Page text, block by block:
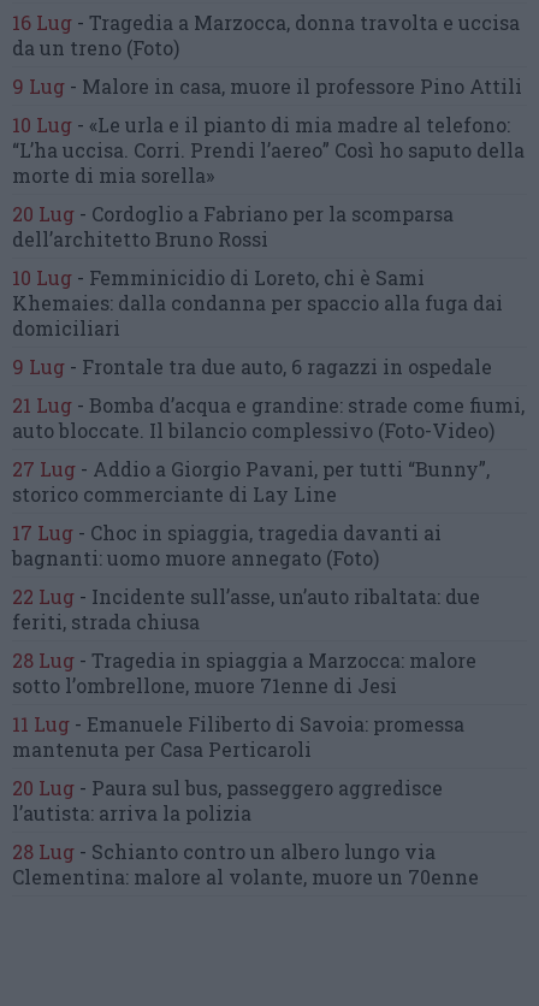
16 Lug - Tragedia a Marzocca, donna travolta e uccisa
da un treno (Foto)
9 Lug - Malore in casa, muore il professore Pino Attili
10 Lug - «Le urla e il pianto di mia madre al telefono:
“L’ha uccisa. Corri. Prendi l’aereo” Così ho saputo della
morte di mia sorella»
20 Lug - Cordoglio a Fabriano per la scomparsa
dell’architetto Bruno Rossi
10 Lug - Femminicidio di Loreto, chi è Sami
Khemaies: dalla condanna per spaccio alla fuga dai
domiciliari
9 Lug - Frontale tra due auto, 6 ragazzi in ospedale
21 Lug - Bomba d’acqua e grandine: strade come fiumi,
auto bloccate. Il bilancio complessivo (Foto-Video)
27 Lug - Addio a Giorgio Pavani, per tutti “Bunny”,
storico commerciante di Lay Line
17 Lug - Choc in spiaggia, tragedia davanti ai
bagnanti:uomo muore annegato (Foto)
22 Lug - Incidente sull’asse, un’auto ribaltata: due
feriti, strada chiusa
28 Lug - Tragedia in spiaggia a Marzocca: malore
sotto l’ombrellone, muore 71enne di Jesi
11 Lug - Emanuele Filiberto di Savoia: promessa
mantenuta per Casa Perticaroli
20 Lug - Paura sul bus, passeggero aggredisce
l’autista: arriva la polizia
28 Lug - Schianto contro un albero lungo via
Clementina: malore al volante, muore un 70enne